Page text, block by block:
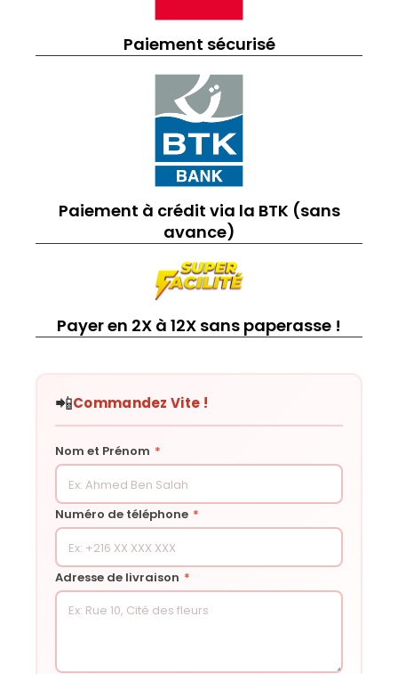
Paiement sécurisé
Paiement à crédit via la BTK (sans
avance)
Payer en 2X à 12X sans paperasse !
📲Commandez Vite !
Nom et Prénom *
Numéro de téléphone *
Adresse de livraison *